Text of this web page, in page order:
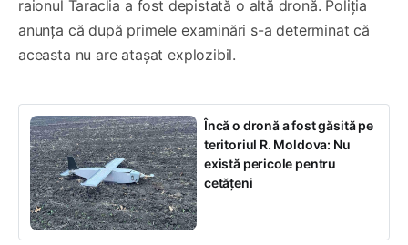
raionul Taraclia a fost depistată o altă dronă. Poliția
anunța că după primele examinări s-a determinat că
aceasta nu are atașat explozibil.
Încă o dronă a fost găsită pe
teritoriul R. Moldova: Nu
există pericole pentru
cetățeni